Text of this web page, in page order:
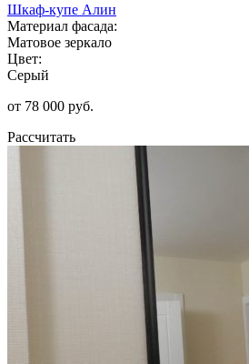
Шкаф-купе Алин
Материал фасада:
Матовое зеркало
Цвет:
Серый
от 78 000 руб.
Рассчитать